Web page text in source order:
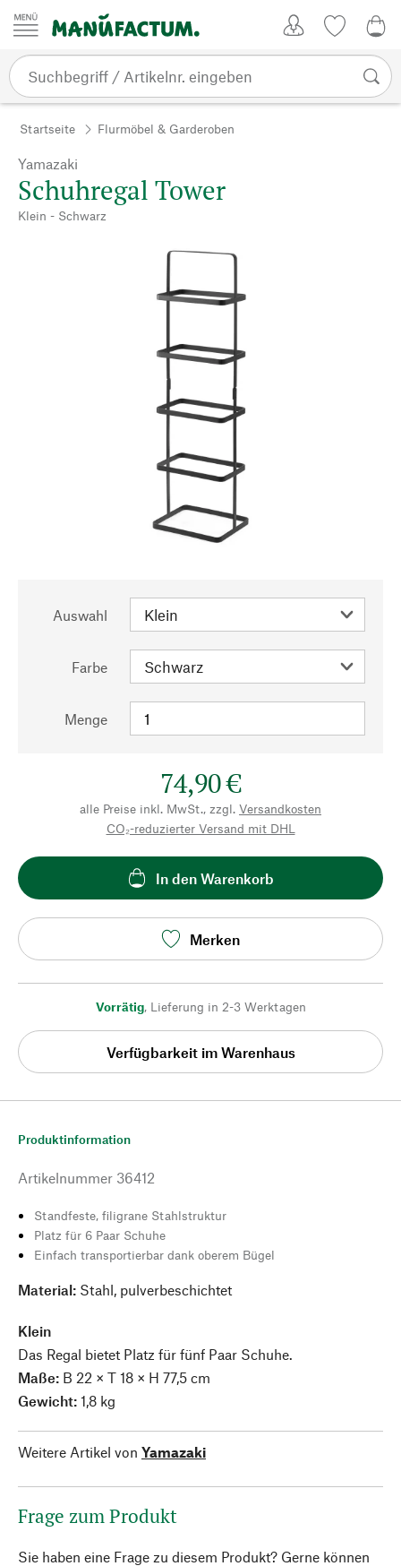
Zum Inhalt springen
Startseite Flurmöbel & Garderoben
Yamazaki
Schuhregal Tower
Klein - Schwarz
Auswahl
Farbe
Menge
74,90 €
alle Preise inkl. MwSt., zzgl. Versandkosten
CO₂-reduzierter Versand mit DHL
In den Warenkorb
Merken
Vorrätig, Lieferung in 2-3 Werktagen
Verfügbarkeit im Warenhaus
Produktinformation
Artikelnummer 36412
Standfeste, filigrane Stahlstruktur
Platz für 6 Paar Schuhe
Einfach transportierbar dank oberem Bügel
Material: Stahl, pulverbeschichtet
Klein
Das Regal bietet Platz für fünf Paar Schuhe.
Maße: B 22 × T 18 × H 77,5 cm
Gewicht: 1,8 kg
Weitere Artikel von Yamazaki
Frage zum Produkt
Sie haben eine Frage zu diesem Produkt? Gerne können